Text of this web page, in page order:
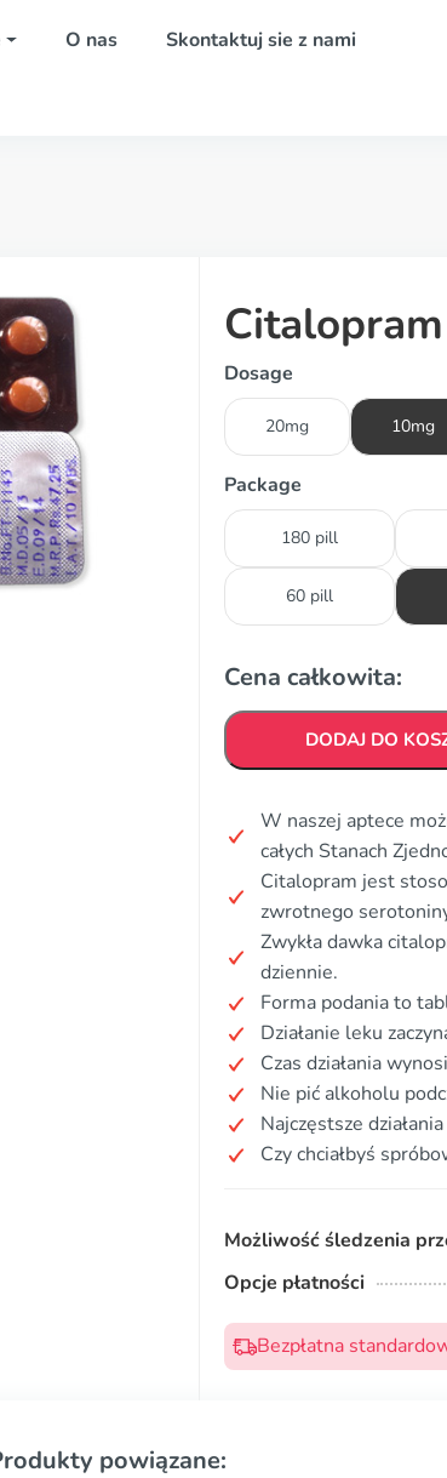
O nas Skontaktuj sie z nami
Citalopram
Dosage
20mg 10mg
Package
180 pill
60 pill
Cena całkowita:
DODAJ DO
W naszej aptece
całych Stanach
Citalopram jest
zwrotnego
Zwykła dawka
dziennie.
Forma podania to
Działanie leku
Czas działania
Nie pić alkoholu
Najczęstsze
Czy chciałbyś
Możliwość śledzenia
Opcje płatności
Bezpłatna
powiązane: